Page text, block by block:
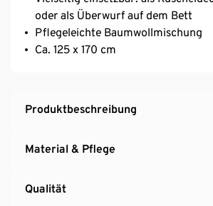
oder als Überwurf auf dem Bett
Pflegeleichte Baumwollmischung
Ca. 125 x 170 cm
Produktbeschreibung
Material & Pflege
Qualität